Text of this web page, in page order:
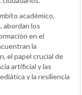
académico,
abordan los
en el
la
el papel crucial de
artificial y las
y la resiliencia